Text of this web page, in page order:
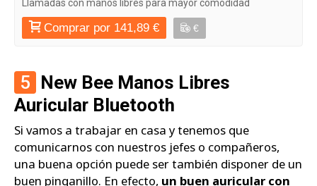
Llamadas con manos libres para mayor comodidad
Comprar por 141,89 € €
5 New Bee Manos Libres
Auricular Bluetooth
Si vamos a trabajar en casa y tenemos que
comunicarnos con nuestros jefes o compañeros,
una buena opción puede ser también disponer de un
buen pinganillo. En efecto, un buen auricular con